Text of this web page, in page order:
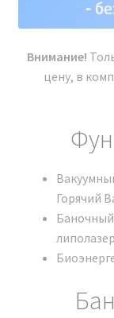
Внимание!
цену, в
Горячий